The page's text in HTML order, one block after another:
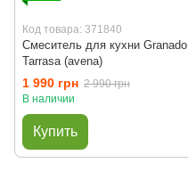
Код товара: 371840
Смеситель для кухни Granado
Tarrasa (avena)
1 990 грн 2 990 грн
В наличии
Купить